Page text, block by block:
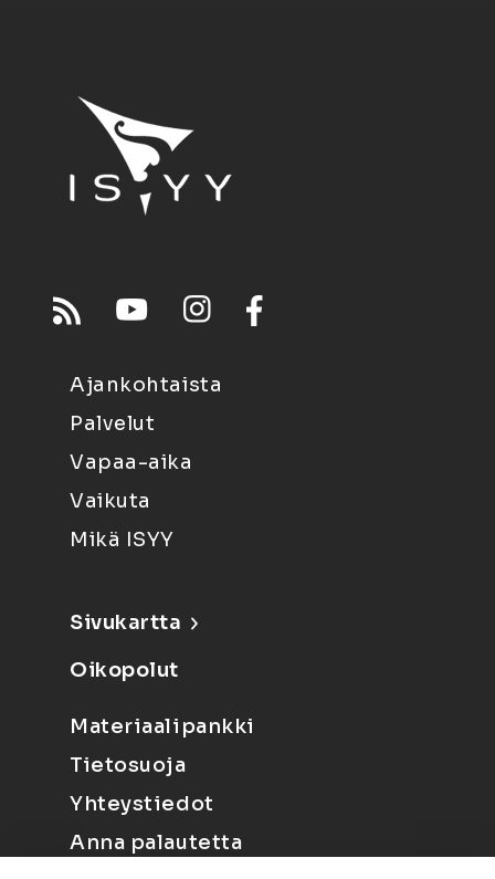
Ajankohtaista
Palvelut
Vapaa-aika
Vaikuta
Mikä ISYY
Sivukartta
Oikopolut
Materiaalipankki
Tietosuoja
Yhteystiedot
Anna palautetta